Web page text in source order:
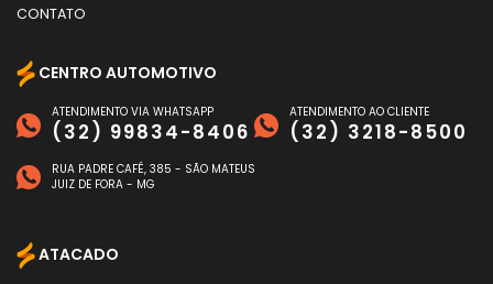
CONTATO
CENTRO AUTOMOTIVO
ATENDIMENTO VIA WHATSAPP
(32) 99834-8406
ATENDIMENTO AO CLIENTE
(32) 3218-8500
RUA PADRE CAFÉ, 385 - SÃO MATEUS
JUIZ DE FORA - MG
ATACADO